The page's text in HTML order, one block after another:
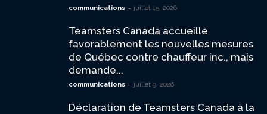
communications - juillet 15, 2026
Teamsters Canada accueille
favorablement les nouvelles mesures
de Québec contre chauffeur inc., mais
demande...
communications - juillet 9, 2026
Déclaration de Teamsters Canada à la